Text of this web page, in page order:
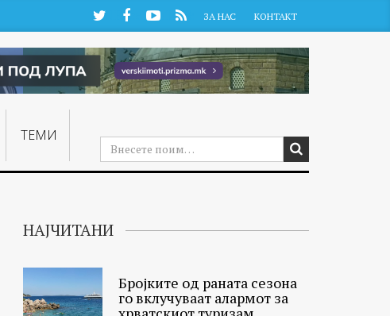
TwitterFacebookYouTube
RSS ЗА НАС КОНТАКТ
ТЕМИ
НАЈЧИТАНИ
Бројките од раната сезона
го вклучуваат алармот за